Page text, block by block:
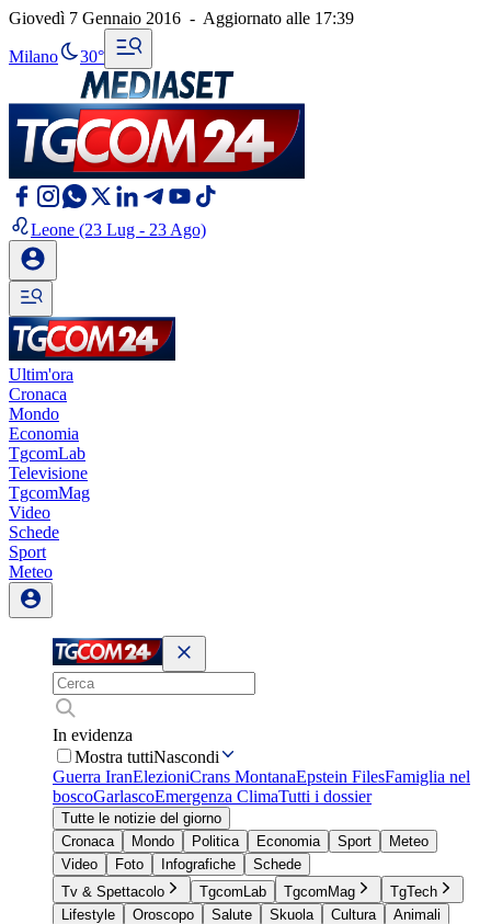
Giovedì 7 Gennaio 2016 - Aggiornato alle 17:39
Milano 30°
Leone (23 Lug - 23 Ago)
Ultim'ora
Cronaca
Mondo
Economia
TgcomLab
Televisione
TgcomMag
Video
Schede
Sport
Meteo
In evidenza
Mostra tuttiNascondi
Guerra IranElezioniCrans MontanaEpstein FilesFamiglia nel
boscoGarlascoEmergenza ClimaTutti i dossier
Tutte le notizie del giorno
Cronaca
Mondo Politica Economia Sport
Meteo
Video
Foto Infografiche
Schede
Tv & Spettacolo
TgcomLab TgcomMag
TgTech
Lifestyle
Oroscopo Salute Skuola Cultura
Animali